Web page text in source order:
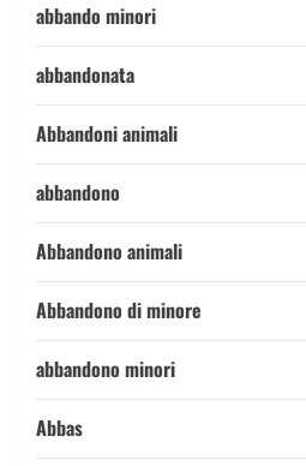
abbando minori
abbandonata
Abbandoni animali
abbandono
Abbandono animali
Abbandono di minore
abbandono minori
Abbas